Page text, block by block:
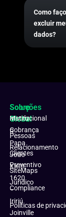
Como
excluir
dados?
Matriz:
R.
Papa
João
XXIII,
1620
–
Iririú
Joinville
Soluções
Global
Cobrança
Relacionamento
Preventivo
Jurídico
Sobre
Institucional
Pessoas
Clientes
SiteMaps
Compliance
Políticas de